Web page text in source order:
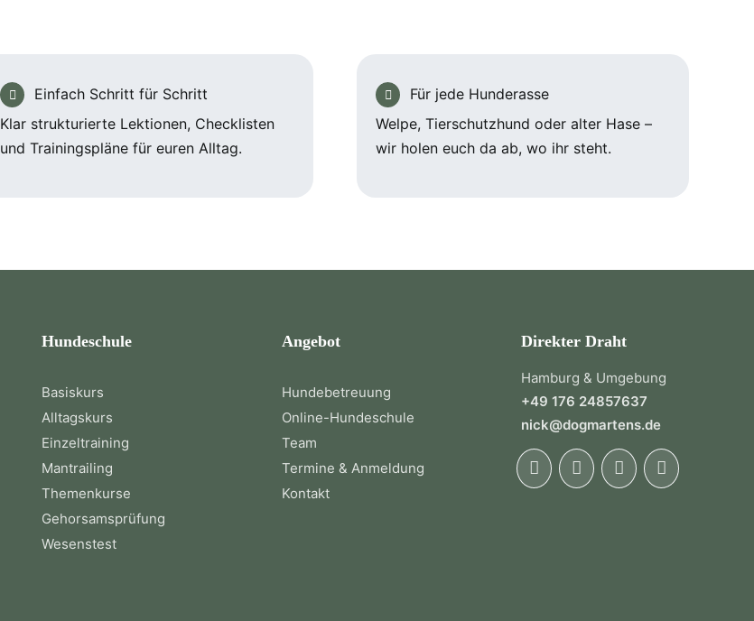
Einfach Schritt für Schritt
Klar strukturierte Lektionen, Checklisten
und Trainingspläne für euren Alltag.
Für jede Hunderasse
Welpe, Tierschutzhund oder alter Hase –
wir holen euch da ab, wo ihr steht.
Hundeschule
Basiskurs
Alltagskurs
Einzeltraining
Mantrailing
Themenkurse
Gehorsamsprüfung
Wesenstest
Angebot
Hundebetreuung
Online-Hundeschule
Team
Termine & Anmeldung
Kontakt
Direkter Draht
Hamburg & Umgebung
+49 176 24857637
nick@dogmartens.de